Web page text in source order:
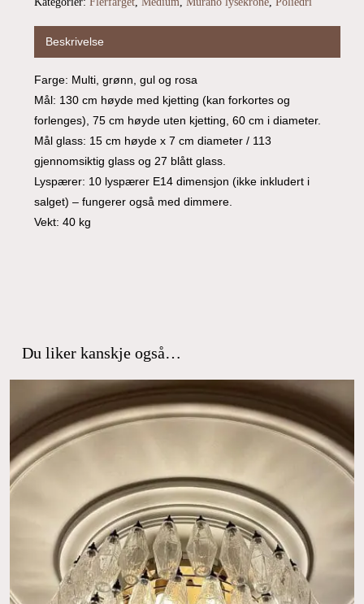
Beskrivelse
Farge: Multi, grønn, gul og rosa
Mål: 130 cm høyde med kjetting (kan forkortes og
forlenges), 75 cm høyde uten kjetting, 60 cm i diameter.
Mål glass: 15 cm høyde x 7 cm diameter / 113
gjennomsiktig glass og 27 blått glass.
Lyspærer: 10 lyspærer E14 dimensjon (ikke inkludert i
salget) – fungerer også med dimmere.
Vekt: 40 kg
Du liker kanskje også…